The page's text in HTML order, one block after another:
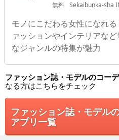
無料 Sekaibunka-sha
モノにこだわる女性になれる
ァッションやインテリアなど
なジャンルの特集が魅力
ファッション誌・モデルのコー
なる方はこちらをチェック
ファッション誌・モデル
アプリ一覧